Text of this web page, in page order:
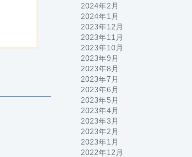
2024年2月
2024年1月
2023年12月
2023年11月
2023年10月
2023年9月
2023年8月
2023年7月
2023年6月
2023年5月
2023年4月
2023年3月
2023年2月
2023年1月
2022年12月